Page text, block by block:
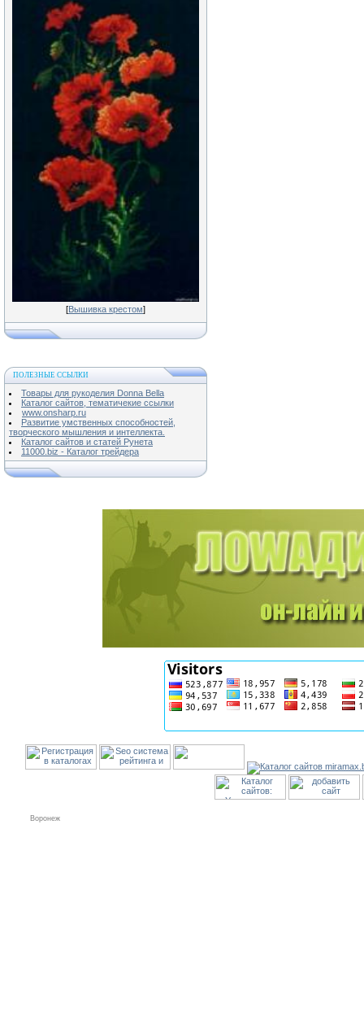
[Вышивка крестом]
ПОЛЕЗНЫЕ ССЫЛКИ
Товары для рукоделия Donna Bella
Каталог сайтов, тематичекие ссылки
www.onsharp.ru
Развитие умственных способностей,
творческого мышления и интеллекта.
Каталог сайтов и статей Рунета
11000.biz - Каталог трейдера
Воронеж